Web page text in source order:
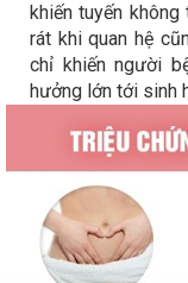
khiến tuyến
rát khi quan hệ
chỉ khiến người
hưởng lớn tới sinh